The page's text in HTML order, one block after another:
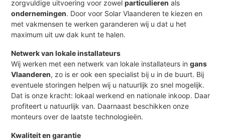
zorgvuldige uitvoering voor zowelparticulieren als
ondernemingen. Door voor Solar Vlaanderen te kiezen en
met vakmensen te werken garanderen wij u dat u het
maximum uit uw dak kunt te halen.
Netwerk van lokale installateurs
Wij werken met een netwerk van lokale installateurs ingans
Vlaanderen, zo is er ook een specialist bij u in de buurt. Bij
eventuele storingen helpen wij u natuurlijk zo snel mogelijk.
Dat is onze kracht: lokaal werkend en nationale inkoop. Daar
profiteert u natuurlijk van. Daarnaast beschikken onze
monteurs over de laatste technologieën.
Kwaliteit en garantie